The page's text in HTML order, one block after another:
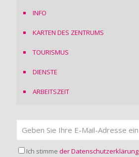
INFO
KARTEN DES ZENTRUMS
TOURISMUS
DIENSTE
ARBEITSZEIT
Ich stimme der Datenschutzerklärung